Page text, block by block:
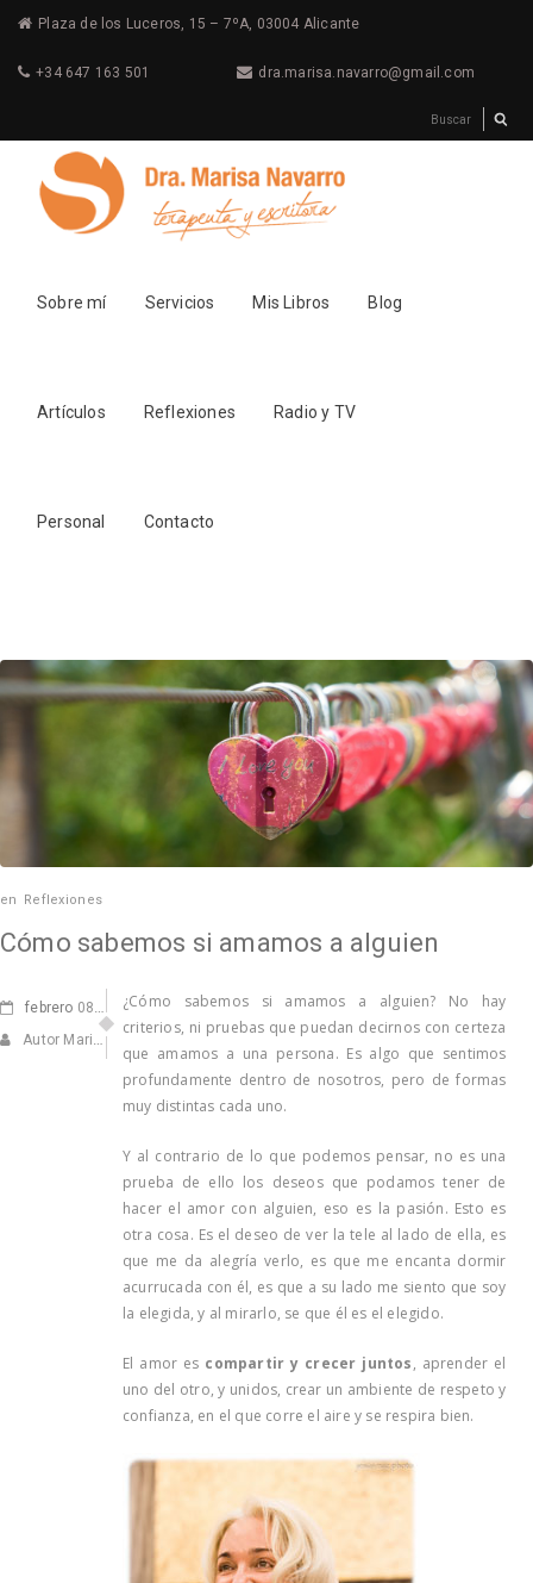
Plaza de los Luceros, 15 – 7ºA, 03004 Alicante
+34 647 163 501 dra.marisa.navarro@gmail.com
Sobre mí Servicios Mis Libros Blog
Artículos Reflexiones Radio y TV
Personal Contacto
en Reflexiones
Cómo sabemos si amamos a alguien
febrero 08, 2019
Autor Marisa Navarro
¿Cómo sabemos si amamos a alguien? No hay
criterios, ni pruebas que puedan decirnos con certeza
que amamos a una persona. Es algo que sentimos
profundamente dentro de nosotros, pero de formas
muy distintas cada uno.
Y al contrario de lo que podemos pensar, no es una
prueba de ello los deseos que podamos tener de
hacer el amor con alguien, eso es la pasión. Esto es
otra cosa. Es el deseo de ver la tele al lado de ella, es
que me da alegría verlo, es que me encanta dormir
acurrucada con él, es que a su lado me siento que soy
la elegida, y al mirarlo, se que él es el elegido.
El amor es compartir y crecer juntos, aprender el
uno del otro, y unidos, crear un ambiente de respeto y
confianza, en el que corre el aire y se respira bien.